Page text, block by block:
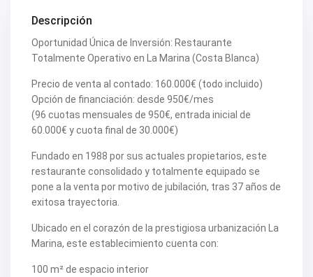
V2077
V2096
V2100
V2109
V2111
V2116
V2117
V2120
V2125
V2127
V2139
V2148
V2156
V2160
V2161
V2165
Descripción
Oportunidad Única de Inversión: Restaurante
Totalmente Operativo en La Marina (Costa Blanca)
Precio de venta al contado: 160.000€ (todo incluido)
Opción de financiación: desde 950€/mes
(96 cuotas mensuales de 950€, entrada inicial de
60.000€ y cuota final de 30.000€)
Fundado en 1988 por sus actuales propietarios, este
restaurante consolidado y totalmente equipado se
pone a la venta por motivo de jubilación, tras 37 años de
exitosa trayectoria.
Ubicado en el corazón de la prestigiosa urbanización La
Marina, este establecimiento cuenta con:
100 m² de espacio interior